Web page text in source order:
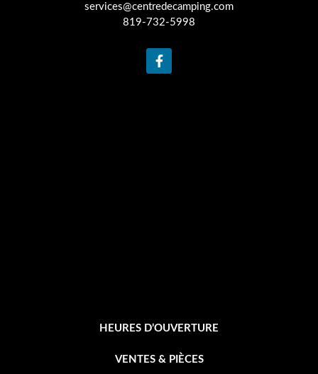
services@centredecamping.com
819-732-5998
F
HEURES D’OUVERTURE
VENTES & PIÈCES